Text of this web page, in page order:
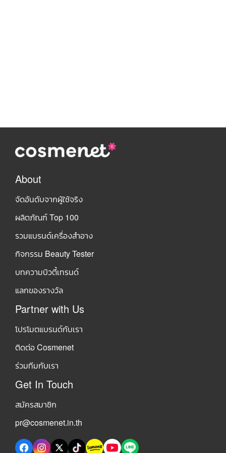
About
จัดอันดับจากผู้ใช้จริง
ผลิตภัณฑ์ Top 100
รวมแบรนด์เครื่องสำอาง
กิจกรรม Beauty Tester
บทความบิวตี้เทรนด์
แลกของรางวัล
Partner with Us
โปรโมตแบรนด์กับเรา
ติดต่อ Cosmenet
ร่วมทีมกับเรา
Get In Touch
สมัครสมาชิก
pr@cosmenet.in.th